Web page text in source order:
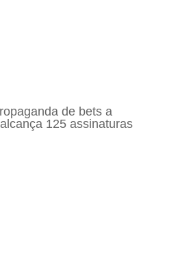
de bets a
125 assinaturas